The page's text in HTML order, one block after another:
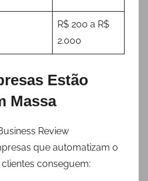
R$ 200 a R$
2.000
Estão
Massa
Review
que automatizam o
conseguem: